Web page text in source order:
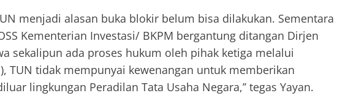
menjadi alasan buka blokir belum bisa dilakukan. Sementara
Kementerian Investasi/ BKPM bergantung ditangan Dirjen
sekalipun ada proses hukum oleh pihak ketiga melalui
TUN tidak mempunyai kewenangan untuk memberikan
lingkungan Peradilan Tata Usaha Negara,’’ tegas Yayan.